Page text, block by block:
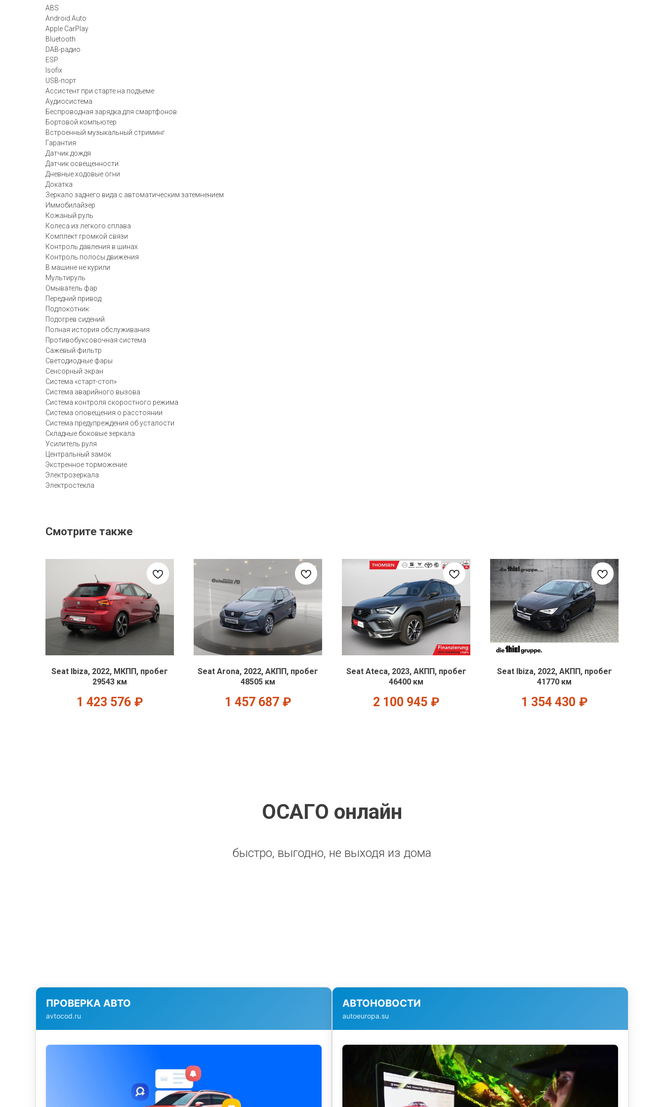
ABS
Android Auto
Apple CarPlay
Bluetooth
DAB-радио
ESP
Isofix
USB-порт
Ассистент при старте на подъеме
Аудиосистема
Беспроводная зарядка для смартфонов
Бортовой компьютер
Встроенный музыкальный стриминг
Гарантия
Датчик дождя
Датчик освещенности
Дневные ходовые огни
Докатка
Зеркало заднего вида с автоматическим затемнением
Иммобилайзер
Кожаный руль
Колеса из легкого сплава
Комплект громкой связи
Контроль давления в шинах
Контроль полосы движения
В машине не курили
Мультируль
Омыватель фар
Передний привод
Подлокотник
Подогрев сидений
Полная история обслуживания
Противобуксовочная система
Сажевый фильтр
Светодиодные фары
Сенсорный экран
Система «старт-стоп»
Система аварийного вызова
Система контроля скоростного режима
Система оповещения о расстоянии
Система предупреждения об усталости
Складные боковые зеркала
Усилитель руля
Центральный замок
Экстренное торможение
Электрозеркала
Электростекла
Смотрите также
Seat Ibiza, 2022, МКПП, пробег
29543 км
1 423 576 ₽
Seat Arona, 2022, АКПП, пробег
48505 км
1 457 687 ₽
Seat Ateca, 2023, АКПП, пробег
46400 км
2 100 945 ₽
Seat Ibiza, 2022, АКПП, пробег
41770 км
1 354 430 ₽
ОСАГО онлайн
быстро, выгодно, не выходя из дома
ПРОВЕРКА АВТО
avtocod.ru
АВТОНОВОСТИ
autoeuropa.su